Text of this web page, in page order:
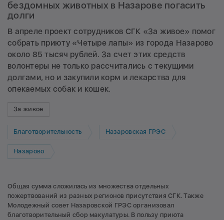
бездомных животных в Назарове погасить
долги
В апреле проект сотрудников СГК «За живое» помог
собрать приюту «Четыре лапы» из города Назарово
около 85 тысяч рублей. За счет этих средств
волонтеры не только рассчитались с текущими
долгами, но и закупили корм и лекарства для
опекаемых собак и кошек.
За живое
Благотворительность Назаровская ГРЭС
Назарово
Общая сумма сложилась из множества отдельных
пожертвований из разных регионов присутствия СГК. Также
Молодежный совет Назаровской ГРЭС организовал
благотворительный сбор макулатуры. В пользу приюта